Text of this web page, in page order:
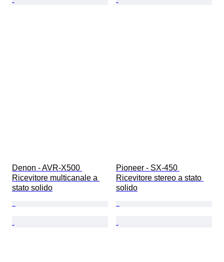
Denon - AVR-X500
Ricevitore multicanale a
stato solido
Pioneer - SX-450
Ricevitore stereo a stato
solido